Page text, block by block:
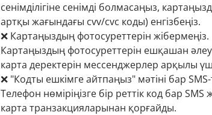
сенімділігіне сенімді болмасаңыз,
артқы жағындағы cvv/cvc коды) енгізбеңіз.
❌ Картаңыздың фотосуреттерін жібермеңіз.
Картаңыздың фотосуреттерін ешқашан
карта деректерін мессенджерлер арқылы
❌ "Кодты ешкімге айтпаңыз" мәтіні бар
Телефон нөміріңізге бір реттік код бар
карта транзакцияларынан қорғайды.